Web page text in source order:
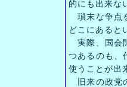
的にも出来な
瑣末な争点
どこにあると
実際、国会
つあるのも、
使うことが出
旧来の政党